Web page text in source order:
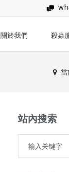
關於我們 殺蟲
當
站內搜索